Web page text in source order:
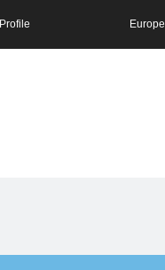
Profile Europe